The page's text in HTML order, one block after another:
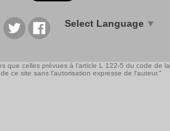
Select Language ▼
que celles prévues à l'article L 122-5 du code de la
ce site sans l'autorisation expresse de l'auteur."